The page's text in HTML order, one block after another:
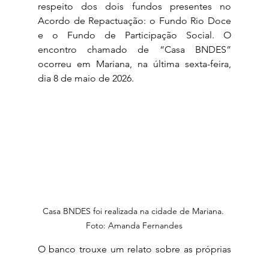
respeito dos dois fundos presentes no
Acordo de Repactuação: o Fundo Rio Doce
e o Fundo de Participação Social. O
encontro chamado de “Casa BNDES”
ocorreu em Mariana, na última sexta-feira,
dia 8 de maio de 2026.
Casa BNDES foi realizada na cidade de Mariana.
Foto: Amanda Fernandes
O banco trouxe um relato sobre as próprias